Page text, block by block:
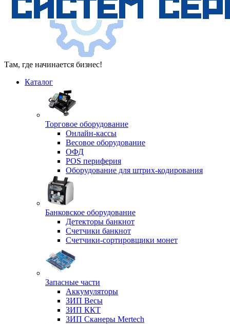
Там, где начинается бизнес!
Каталог
Торговое оборудование
Онлайн-кассы
Весовое оборудование
ОФД
POS периферия
Оборудование для штрих-кодирования
Банковское оборудование
Детекторы банкнот
Счетчики банкнот
Счетчики-сортировщики монет
Запасные части
Аккумуляторы
ЗИП Весы
ЗИП ККТ
ЗИП Сканеры Mertech